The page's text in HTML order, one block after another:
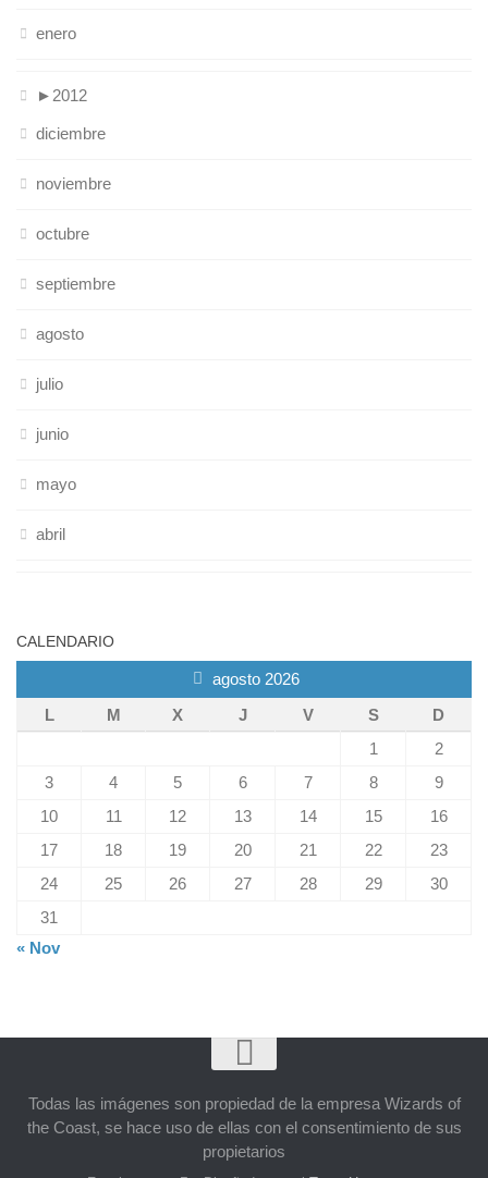
enero
► 2012
diciembre
noviembre
octubre
septiembre
agosto
julio
junio
mayo
abril
CALENDARIO
agosto 2026
L
M X J V S
D
1
2
3
4 5 6 7 8
9
10
11 12 13 14 15
16
17
18 19 20 21 22
23
24
25 26 27 28 29
30
31
« Nov
Todas las imágenes son propiedad de la empresa Wizards of
the Coast, se hace uso de ellas con el consentimiento de sus
propietarios